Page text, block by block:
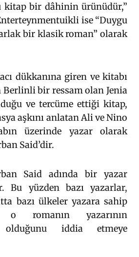
kitap bir dâhinin ürünüdür,”
ise “Duygu
bir klasik roman” olarak
dükkanına giren ve kitabı
Berlinli bir ressam olan Jenia
ve tercüme ettiği kitap,
aşkını anlatan Ali ve Nino
üzerinde yazar olarak
Said’dir.
Said adında bir yazar
Bu yüzden bazı yazarlar,
bazı ülkeler yazara sahip
romanın yazarının
olduğunu iddia etmeye